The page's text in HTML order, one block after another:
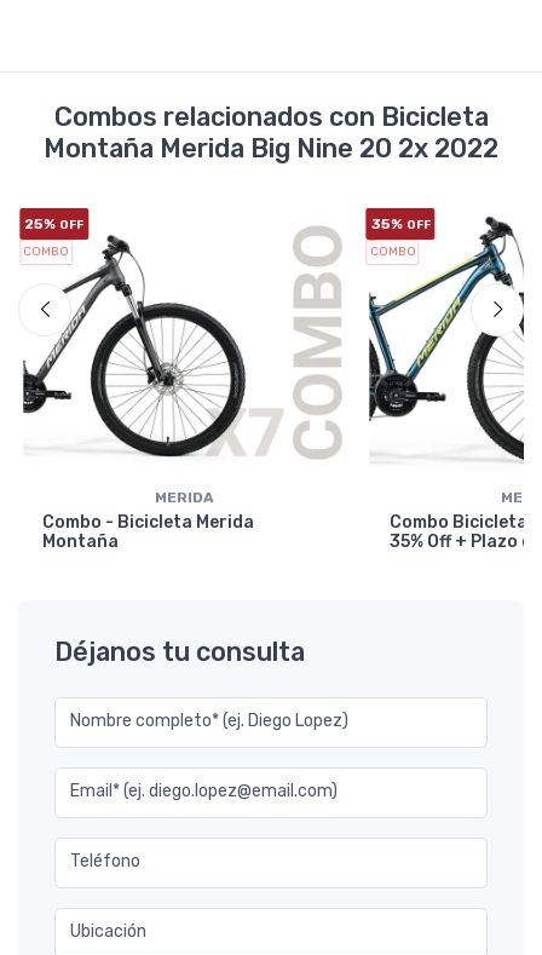
Combos relacionados con Bicicleta
Montaña Merida Big Nine 20 2x 2022
25% OFF
COMBO
MERIDA
Combo - Bicicleta Merida
Montaña
35% OFF
COMBO
Combo Bicicleta
35% Off + Plazo
Déjanos tu consulta
Nombre completo* (ej. Diego Lopez)
Email* (ej. diego.lopez@email.com)
Teléfono
Ubicación